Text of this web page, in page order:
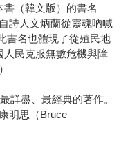
（韓文版）的書名
詩人文炳蘭從靈魂吶喊
書名也體現了從殖民地
民克服無數危機與障
詳盡、最經典的著作。
明思（Bruce